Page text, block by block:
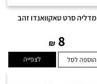
מדליה סרט טאקוואנדו זהב
8
₪
הוספה לסל לצפייה